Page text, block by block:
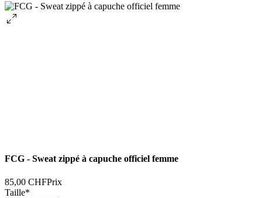
FCG - Sweat zippé à capuche officiel femme
85,00 CHFPrix
Taille*